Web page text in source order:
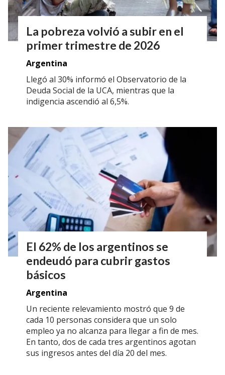
La pobreza volvió a subir en el
primer trimestre de 2026
Argentina
Llegó al 30% informó el Observatorio de la
Deuda Social de la UCA, mientras que la
indigencia ascendió al 6,5%.
El 62% de los argentinos se
endeudó para cubrir gastos
básicos
Argentina
Un reciente relevamiento mostró que 9 de
cada 10 personas considera que un solo
empleo ya no alcanza para llegar a fin de mes.
En tanto, dos de cada tres argentinos agotan
sus ingresos antes del día 20 del mes.